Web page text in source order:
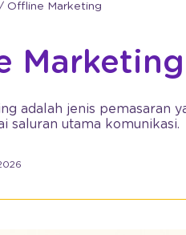
/ Offline Marketing
Marketing
adalah jenis pemasaran
saluran utama komunikasi.